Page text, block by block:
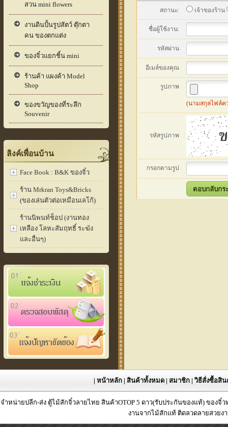
สวน mini flowers
งานดินปั้นรูปสัตว์ ตุ๊กตา
คน ของตกแต่ง
ของจิ๋วแยกชิ้น mini
ร้านค้า แผงค้า Model
Shop
ของขวัญของที่ระลึก
Souvenir
ลิงค์เพื่อนบ้าน
Face Book : B&K ของจิ๋ว
ร้าน Mrkran Toys&Bricks
(ของเล่นตัวต่อเหมือนเลโก้)
ร้านนิพนท์ช็อป (งานทอง
เหลือง โลหะสัมฤทธิ์ ระฆัง
และอื่นๆ)
สถานะ: เจ้าของร้าน
ชื่อผู้ใช้งาน:
รหัสผ่าน
อีเมล์ของคุณ
รูปภาพ
(นามสกุลไฟล์คว
รหัสรูปภาพ
กรอกตามรูป
|หน้าหลัก |สินค้าทั้งหมด |สมาชิก |วิธีสั่งซื้อสิ
จำหน่ายปลีก-ส่ง ตู้ไม้สักจิ๋วลายไทย สินค้าOTOP 5 ดาว(รับประกันของแท้) ของ
งานจากไม้สักแท้ ติดลวดลายสวยง